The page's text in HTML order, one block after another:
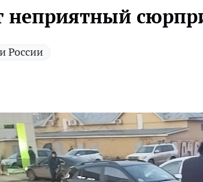
неприятный
России